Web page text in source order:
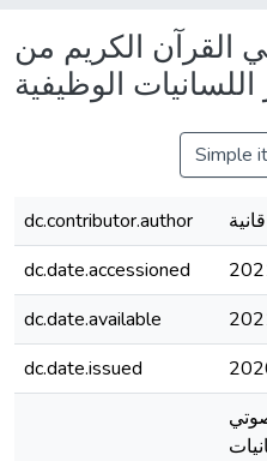
القرآن الكريم من
الوظيفية
Simple
dc.contributor.author
dc.date.accessioned
dc.date.available
dc.date.issued